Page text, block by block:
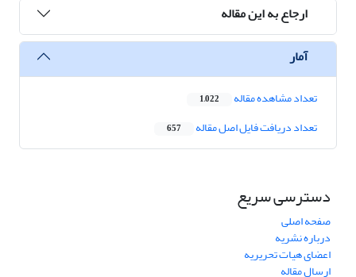
ارجاع به این مقاله
آمار
تعداد مشاهده مقاله 1,022
تعداد دریافت فایل اصل مقاله 657
دسترسی سریع
صفحه اصلی
درباره نشریه
اعضای هیات تحریریه
ارسال مقاله